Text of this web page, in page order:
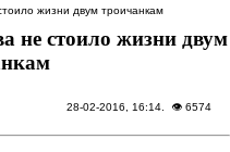
не стоило жизни двум
28-02-2016, 16:14. 👁 6574